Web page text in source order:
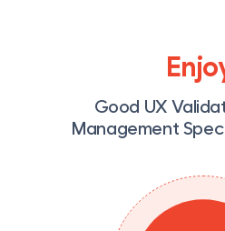
Good UX
Management